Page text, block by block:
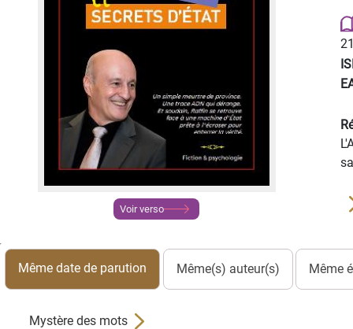
Voir verso
Même date de parution Même(s) auteur(s) Même
Mystère des mots